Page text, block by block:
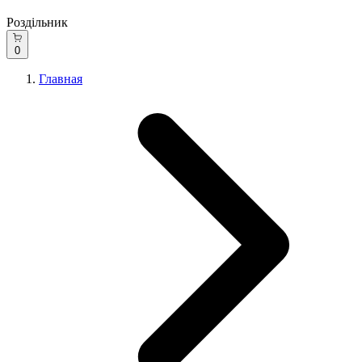
Роздільник
0
Главная